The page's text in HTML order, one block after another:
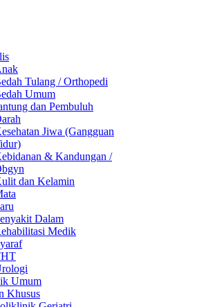
Tulang / Orthopedi
Umum
dan Pembuluh
Jiwa (Gangguan
& Kandungan /
dan Kelamin
Dalam
Medik
Umum
Khusus